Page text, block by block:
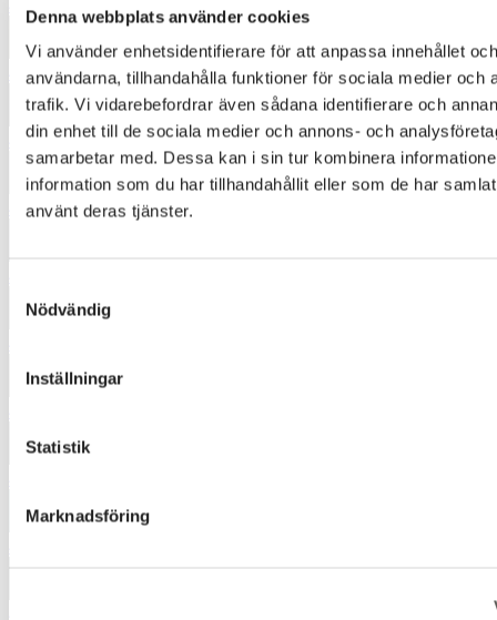
Denna webbplats använder cookies
Vi använder enhetsidentifierare för att anpassa innehållet
användarna, tillhandahålla funktioner för sociala medier och
trafik. Vi vidarebefordrar även sådana identifierare och
din enhet till de sociala medier och annons- och
samarbetar med. Dessa kan i sin tur kombinera
information som du har tillhandahållit eller som de har
använt deras tjänster.
Nödvändig
Inställningar
Statistik
Marknadsföring
4360
4372
4433